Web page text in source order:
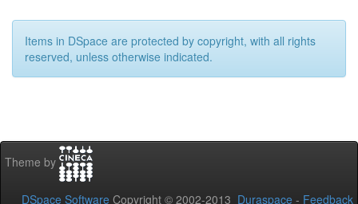
Items in DSpace are protected by copyright, with all rights
reserved, unless otherwise indicated.
Theme by
DSpace Software Copyright © 2002-2013 Duraspace - Feedback